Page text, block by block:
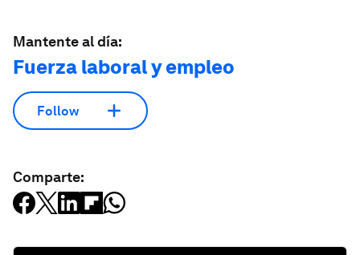
Mantente al día:
Fuerza laboral y empleo
Follow
Comparte: